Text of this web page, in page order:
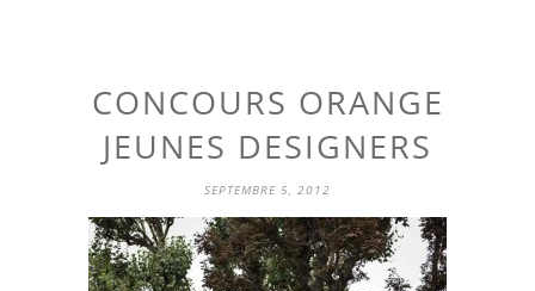
CONCOURS ORANGE
JEUNES DESIGNERS
SEPTEMBRE 5, 2012